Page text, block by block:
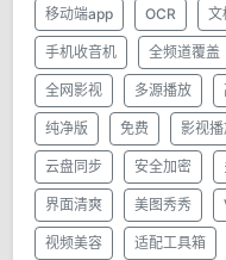
移动端app OCR 文
手机收音机 全频道覆盖
全网影视 多源播放
纯净版 免费 影视
云盘同步 安全加密
界面清爽 美图秀秀
视频美容 适配工具箱